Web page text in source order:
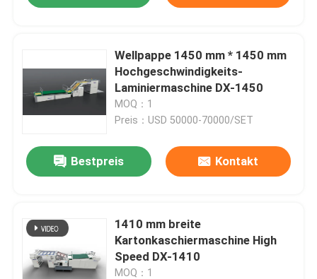
Wellpappe 1450 mm * 1450 mm
Hochgeschwindigkeits-
Laminiermaschine DX-1450
MOQ：1
Preis：USD 50000-70000/SET
Bestpreis Kontakt
1410 mm breite
Kartonkaschiermaschine High
Speed ​​DX-1410
MOQ：1